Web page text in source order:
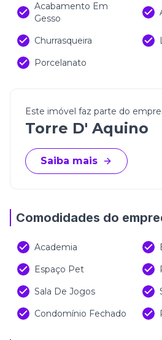
Acabamento Em
Gesso
Churrasqueira
Porcelanato
Este imóvel faz parte do
Torre D' Aquino
Saiba mais
Comodidades do
Academia
Espaço Pet
Sala De Jogos
Condomínio Fechado